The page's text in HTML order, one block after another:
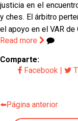
El Sevilla
justicia en el
y ches. El árbitro
el apoyo en el VAR de
Read more
Comparte:
Facebook
⬅️Página anterior